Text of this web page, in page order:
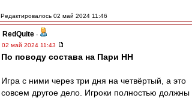
Редактировалось 02 май 2024 11:46
RedQuite -
02 май 2024 11:43
По поводу состава на Пари НН
Игра с ними через три дня на четвёртый, а это
совсем другое дело. Игроки полностью должны